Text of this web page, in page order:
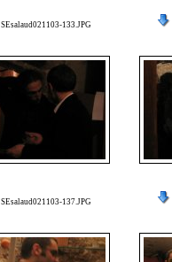
SEsalaud021103-133.JPG
SEsalaud021103-137.JPG